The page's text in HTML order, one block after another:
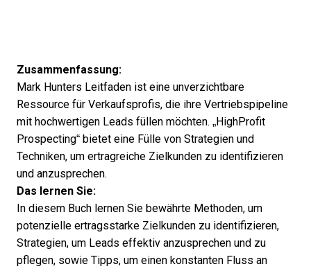
Zusammenfassung:
Mark Hunters Leitfaden ist eine unverzichtbare
Ressource für Verkaufsprofis, die ihre Vertriebspipeline
mit hochwertigen Leads füllen möchten. „HighProfit
Prospecting“ bietet eine Fülle von Strategien und
Techniken, um ertragreiche Zielkunden zu identifizieren
und anzusprechen.
Das lernen Sie:
In diesem Buch lernen Sie bewährte Methoden, um
potenzielle ertragsstarke Zielkunden zu identifizieren,
Strategien, um Leads effektiv anzusprechen und zu
pflegen, sowie Tipps, um einen konstanten Fluss an